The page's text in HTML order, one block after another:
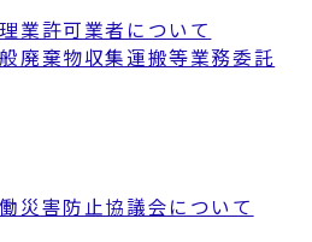
業許可業者について
廃棄物収集運搬等業務委託
災害防止協議会について